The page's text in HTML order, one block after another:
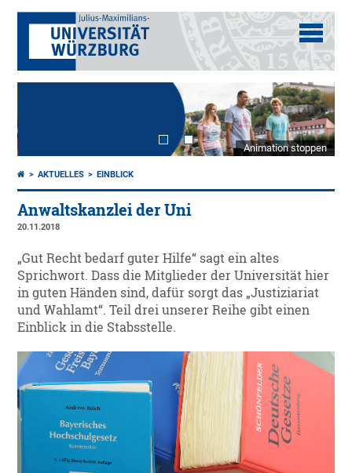
Animation stoppen
AKTUELLES EINBLICK
Anwaltskanzlei der Uni
20.11.2018
„Gut Recht bedarf guter Hilfe“ sagt ein altes
Sprichwort. Dass die Mitglieder der Universität hier
in guten Händen sind, dafür sorgt das „Justiziariat
und Wahlamt“. Teil drei unserer Reihe gibt einen
Einblick in die Stabsstelle.